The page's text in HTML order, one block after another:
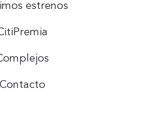
estrenos
Contacto